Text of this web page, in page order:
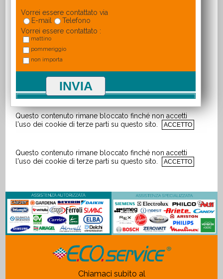
Vorrei essere contattato via
E-mail
Telefono
Vorrei essere contattato :
mattino
pommeriggio
non importa
Questo contenuto rimane bloccato finché non accetti
l'uso dei cookie di terze parti su questo sito.
ACCETTO
Questo contenuto rimane bloccato finché non accetti
l'uso dei cookie di terze parti su questo sito.
ACCETTO
Chiamaci subito al